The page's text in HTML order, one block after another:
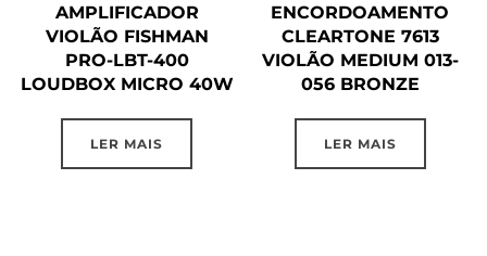
AMPLIFICADOR
VIOLÃO FISHMAN
PRO-LBT-400
LOUDBOX MICRO 40W
LER MAIS
ENCORDOAMENTO
CLEARTONE 7613
VIOLÃO MEDIUM 013-
056 BRONZE
LER MAIS